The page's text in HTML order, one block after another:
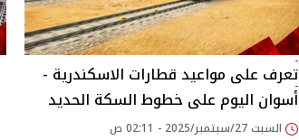
تعرف على مواعيد قطارات الاسكندرية -
أسوان اليوم على خطوط السكة الحديد
السبت 27/سبتمبر/2025 - 02:11 ص